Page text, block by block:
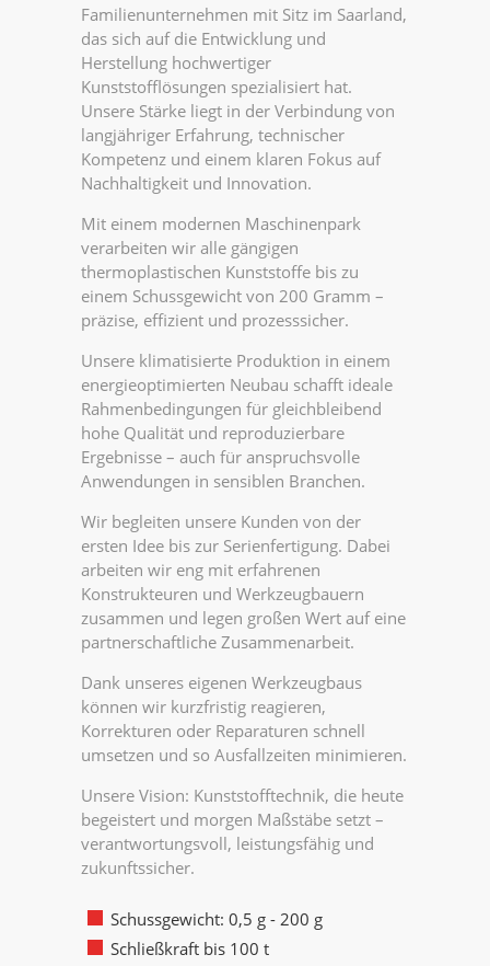
Familienunternehmen mit Sitz im Saarland,
das sich auf die Entwicklung und
Herstellung hochwertiger
Kunststofflösungen spezialisiert hat.
Unsere Stärke liegt in der Verbindung von
langjähriger Erfahrung, technischer
Kompetenz und einem klaren Fokus auf
Nachhaltigkeit und Innovation.
Mit einem modernen Maschinenpark
verarbeiten wir alle gängigen
thermoplastischen Kunststoffe bis zu
einem Schussgewicht von 200 Gramm –
präzise, effizient und prozesssicher.
Unsere klimatisierte Produktion in einem
energieoptimierten Neubau schafft ideale
Rahmenbedingungen für gleichbleibend
hohe Qualität und reproduzierbare
Ergebnisse – auch für anspruchsvolle
Anwendungen in sensiblen Branchen.
Wir begleiten unsere Kunden von der
ersten Idee bis zur Serienfertigung. Dabei
arbeiten wir eng mit erfahrenen
Konstrukteuren und Werkzeugbauern
zusammen und legen großen Wert auf eine
partnerschaftliche Zusammenarbeit.
Dank unseres eigenen Werkzeugbaus
können wir kurzfristig reagieren,
Korrekturen oder Reparaturen schnell
umsetzen und so Ausfallzeiten minimieren.
Unsere Vision: Kunststofftechnik, die heute
begeistert und morgen Maßstäbe setzt –
verantwortungsvoll, leistungsfähig und
zukunftssicher.
Schussgewicht: 0,5 g - 200 g
Schließkraft bis 100 t